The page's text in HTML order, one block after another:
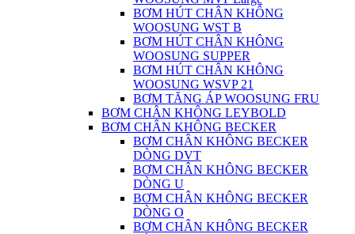
BƠM HÚT CHÂN KHÔNG
WOOSUNG WST B
BƠM HÚT CHÂN KHÔNG
WOOSUNG SUPPER
BƠM HÚT CHÂN KHÔNG
WOOSUNG WSVP 21
BƠM TĂNG ÁP WOOSUNG FRU
BƠM CHÂN KHÔNG LEYBOLD
BƠM CHÂN KHÔNG BECKER
BƠM CHÂN KHÔNG BECKER
DÒNG DVT
BƠM CHÂN KHÔNG BECKER
DÒNG U
BƠM CHÂN KHÔNG BECKER
DÒNG O
BƠM CHÂN KHÔNG BECKER